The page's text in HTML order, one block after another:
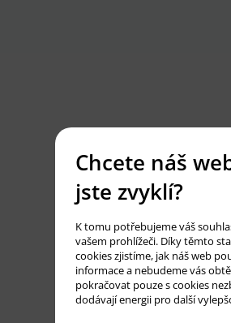
Chcete náš
jste zvyklí?
K tomu potřebujeme váš
vašem prohlížeči. Díky těmto
cookies zjistíme, jak náš web
informace a nebudeme vás
pokračovat pouze s cookies
dodávají energii pro další